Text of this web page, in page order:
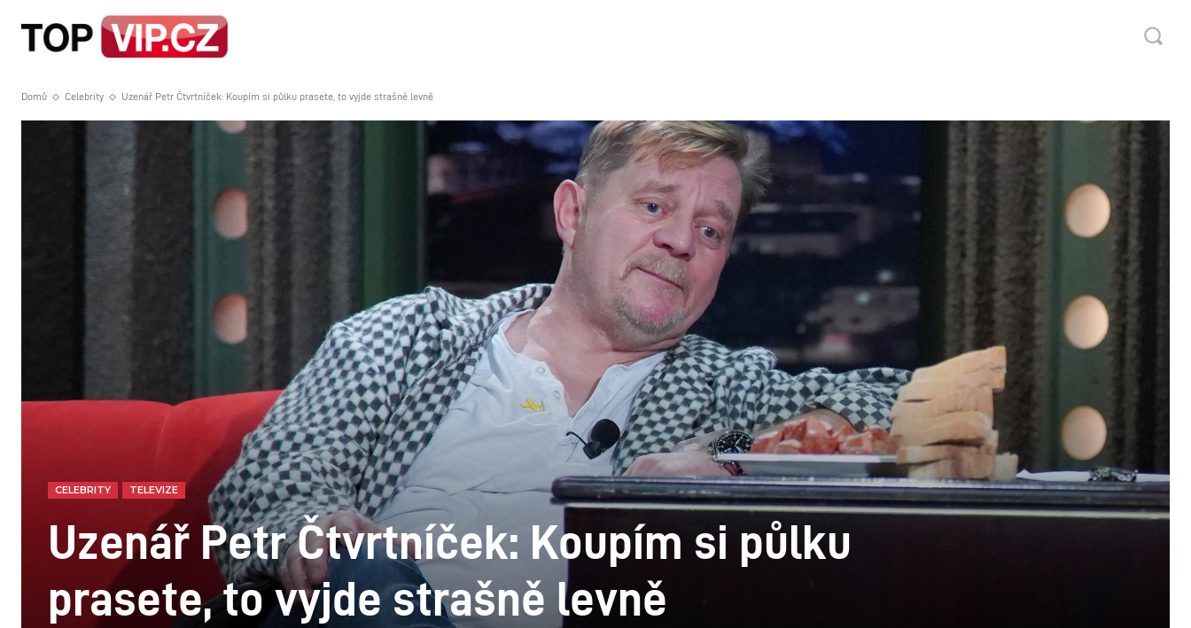
Domů Celebrity Uzenář Petr Čtvrtníček: Koupím si půlku prasete, to vyjde strašně levně
CELEBRITY TELEVIZE
Uzenář Petr Čtvrtníček: Koupím si půlku
prasete, to vyjde strašně levně